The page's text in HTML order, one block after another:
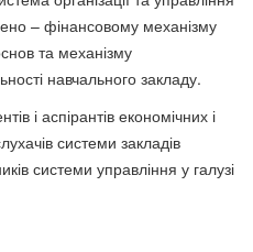
ПОСПОЛИТОЇ
– фінансовому механізму
та механізму
навчального закладу.
і аспірантів економічних і
системи закладів
системи управління у галузі